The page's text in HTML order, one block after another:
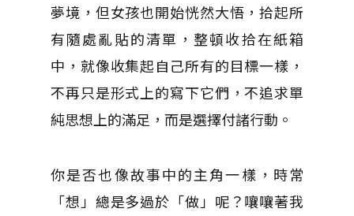
夢境，但女孩也開始恍然大悟，拾起所
有隨處亂貼的清單，整頓收拾在紙箱
中，就像收集起自己所有的目標一樣，
不再只是形式上的寫下它們，不追求單
純思想上的滿足，而是選擇付諸行動。
你是否也像故事中的主角一樣，時常
「想」總是多過於「做」呢？嚷嚷著我